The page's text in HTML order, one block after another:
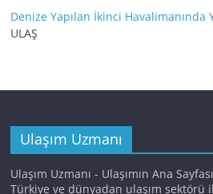
Denize Yapılan İkinci Havalimanında
ULAŞ
Ulaşım Uzmanı
Ulaşım Uzmanı - Ulaşımın Ana
Türkiye ve dünyadan ulaşım sektörü